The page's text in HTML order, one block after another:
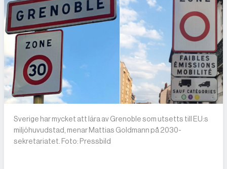
Sverige har mycket att lära av Grenoble som utsetts till EU:s
miljöhuvudstad, menar Mattias Goldmann på 2030-
sekretariatet. Foto: Pressbild